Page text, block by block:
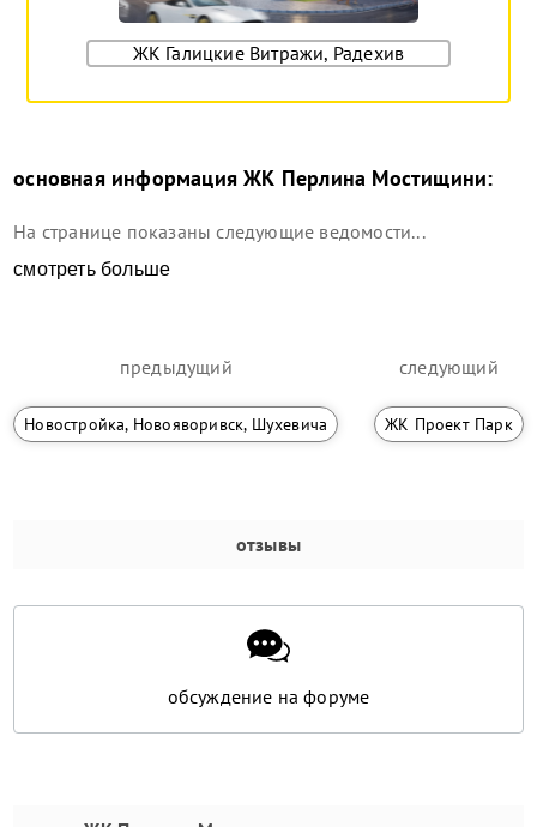
ЖК Галицкие Витражи, Радехив
основная информация ЖК Перлина Мостищини:
На странице показаны следующие ведомости...
смотреть больше
предыдущий
Новостройка, Новояворивск, Шухевича
следующий
ЖК Проект Парк
отзывы
обсуждение на форуме